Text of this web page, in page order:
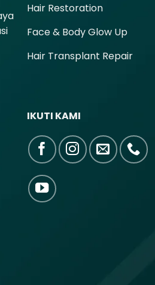
Hair Restoration
Face & Body Glow Up
Hair Transplant Repair
IKUTI KAMI